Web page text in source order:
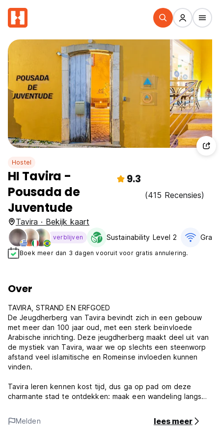
Hostel
HI Tavira -
Pousada de
Juventude
9.3
(415 Recensies)
Tavira · Bekijk kaart
verblijven Sustainability Level 2
Boek meer dan 3 dagen vooruit voor gratis annulering.
Over
TAVIRA, STRAND EN ERFGOED
De Jeugdherberg van Tavira bevindt zich in een gebouw
met meer dan 100 jaar oud, met een sterk beïnvloede
Arabische inrichting. Deze jeugdherberg maakt deel uit van
de mystiek van Tavira, waar we op slechts een steenworp
afstand veel islamitische en Romeinse invloeden kunnen
vinden.
Tavira leren kennen kost tijd, dus ga op pad om deze
charmante stad te ontdekken: maak een wandeling langs
centrum en ontspan op de 11 km aan stranden die tot uw
beschikking staan, en niet te vergeten de natuur van Ria
Melden lees meer